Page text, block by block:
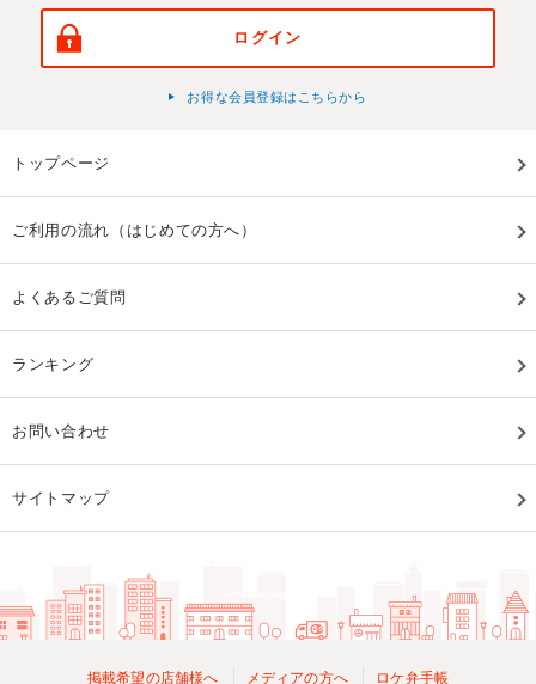
ログイン
お得な会員登録はこちらから
トップページ
ご利用の流れ（はじめての方へ）
よくあるご質問
ランキング
お問い合わせ
サイトマップ
掲載希望の店舗様へ メディアの方へ ロケ弁手帳